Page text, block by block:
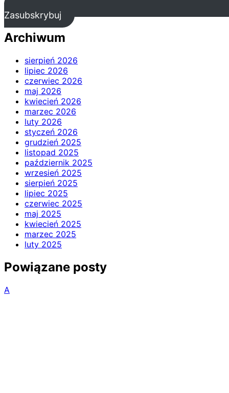
Zasubskrybuj
Archiwum
sierpień 2026
lipiec 2026
czerwiec 2026
maj 2026
kwiecień 2026
marzec 2026
luty 2026
styczeń 2026
grudzień 2025
listopad 2025
październik 2025
wrzesień 2025
sierpień 2025
lipiec 2025
czerwiec 2025
maj 2025
kwiecień 2025
marzec 2025
luty 2025
Powiązane posty
A